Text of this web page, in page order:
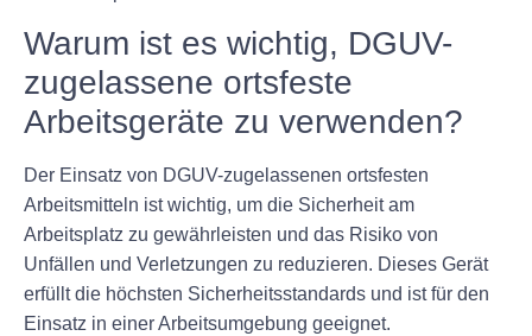
Warum ist es wichtig, DGUV-
zugelassene ortsfeste
Arbeitsgeräte zu verwenden?
Der Einsatz von DGUV-zugelassenen ortsfesten
Arbeitsmitteln ist wichtig, um die Sicherheit am
Arbeitsplatz zu gewährleisten und das Risiko von
Unfällen und Verletzungen zu reduzieren. Dieses Gerät
erfüllt die höchsten Sicherheitsstandards und ist für den
Einsatz in einer Arbeitsumgebung geeignet.